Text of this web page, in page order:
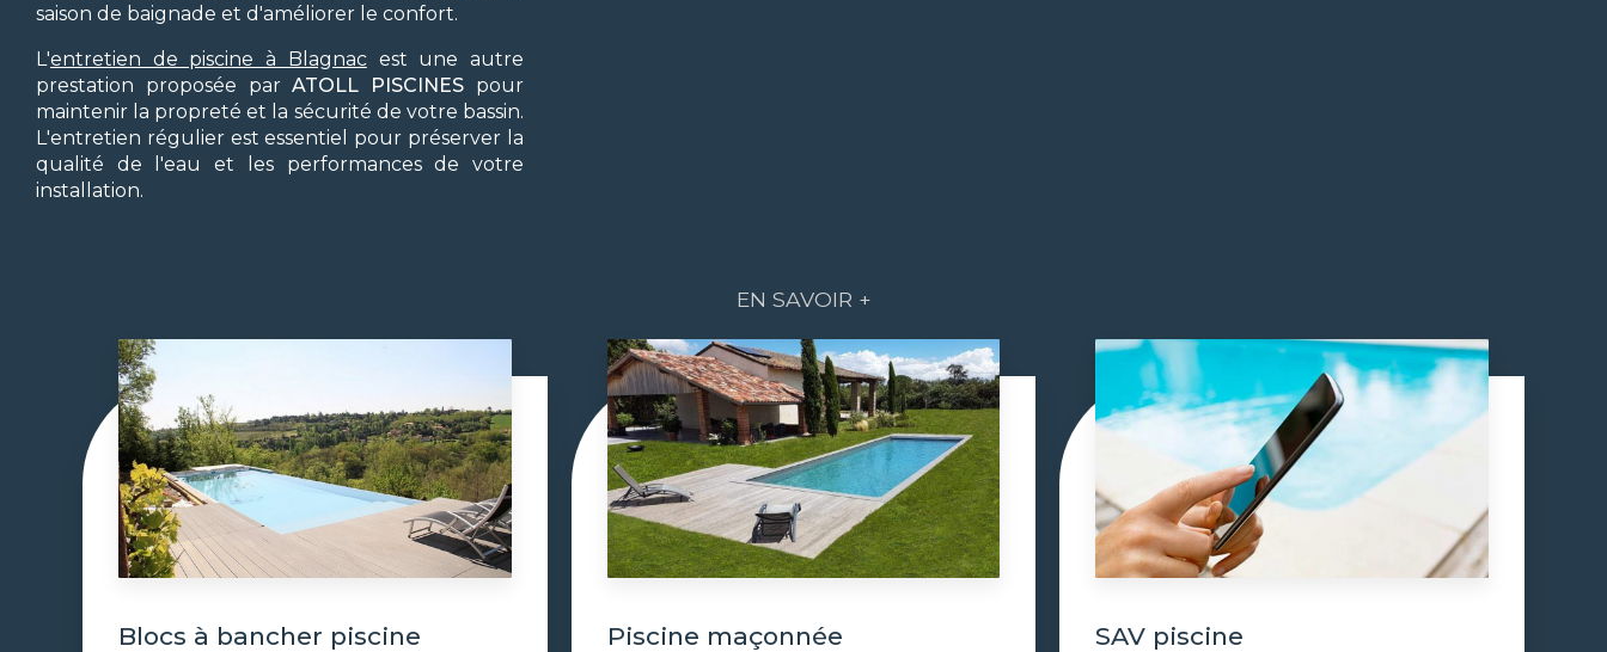
saison de baignade et d'améliorer le confort.
L'entretien de piscine à Blagnacest une autre
prestation proposée parATOLL PISCINES pour
maintenir la propreté et la sécurité de votre bassin.
L'entretien régulier est essentiel pour préserver la
qualité de l'eau et les performances de votre
installation.
EN SAVOIR +
Blocs à bancher piscine Piscine maçonnée SAV piscine